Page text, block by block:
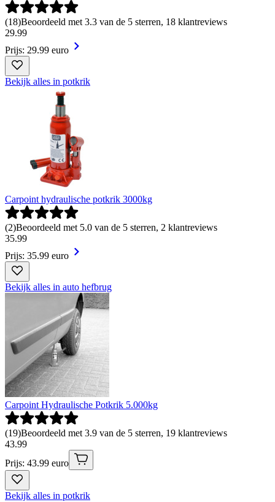
(18)Beoordeeld met 3.3 van de 5 sterren, 18 klantreviews
29.99
Prijs: 29.99 euro
Bekijk alles in potkrik
Carpoint hydraulische potkrik 3000kg
(2)Beoordeeld met 5.0 van de 5 sterren, 2 klantreviews
35.99
Prijs: 35.99 euro
Bekijk alles in auto hefbrug
Carpoint Hydraulische Potkrik 5.000kg
(19)Beoordeeld met 3.9 van de 5 sterren, 19 klantreviews
43.99
Prijs: 43.99 euro
Bekijk alles in potkrik